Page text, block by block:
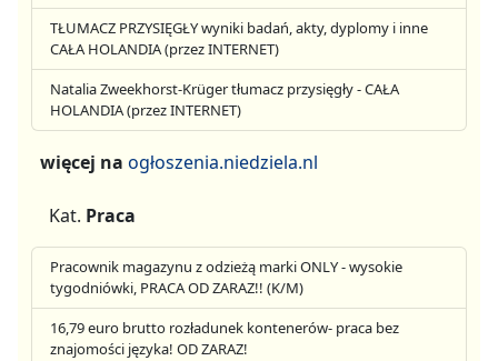
TŁUMACZ PRZYSIĘGŁY wyniki badań, akty, dyplomy i inne
CAŁA HOLANDIA (przez INTERNET)
Natalia Zweekhorst-Krüger tłumacz przysięgły - CAŁA
HOLANDIA (przez INTERNET)
więcej na ogłoszenia.niedziela.nl
Kat. Praca
Pracownik magazynu z odzieżą marki ONLY - wysokie
tygodniówki, PRACA OD ZARAZ!! (K/M)
16,79 euro brutto rozładunek kontenerów- praca bez
znajomości języka! OD ZARAZ!